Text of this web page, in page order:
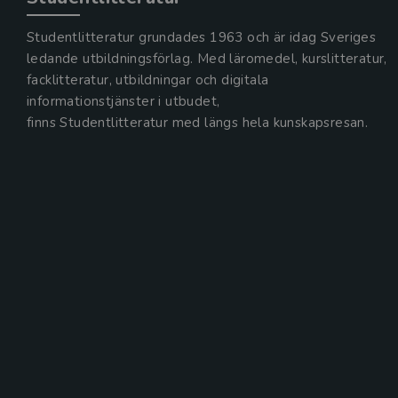
Studentlitteratur grundades 1963 och är idag Sveriges
ledande utbildningsförlag. Med läromedel, kurslitteratur,
facklitteratur, utbildningar och digitala
informationstjänster i utbudet,
finns Studentlitteratur med längs hela kunskapsresan.